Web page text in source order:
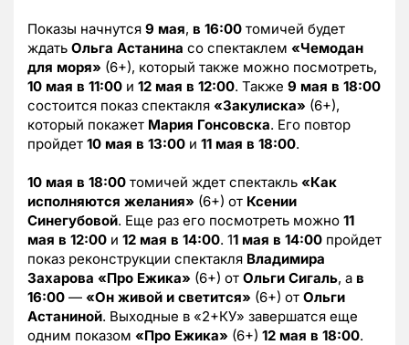
Показы начнутся 9 мая, в 16:00 томичей будет
ждать Ольга Астанина со спектаклем «Чемодан
для моря» (6+), который также можно посмотреть,
10 мая в 11:00 и 12 мая в 12:00. Также 9 мая в 18:00
состоится показ спектакля «Закулиска» (6+),
который покажет Мария Гонсовска. Его повтор
пройдет 10 мая в 13:00 и 11 мая в 18:00.
10 мая в 18:00 томичей ждет спектакль «Как
исполняются желания» (6+) от Ксении
Синегубовой. Еще раз его посмотреть можно 11
мая в 12:00 и 12 мая в 14:00. 11 мая в 14:00 пройдет
показ реконструкции спектакля Владимира
Захарова «Про Ежика» (6+) от Ольги Сигаль, а в
16:00 — «Он живой и светится» (6+) от Ольги
Астаниной. Выходные в «2+КУ» завершатся еще
одним показом «Про Ежика» (6+) 12 мая в 18:00.